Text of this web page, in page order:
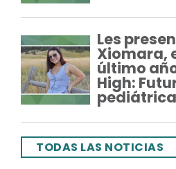
Les
Xiomara,
último
High:
TODAS LAS NOTICIAS